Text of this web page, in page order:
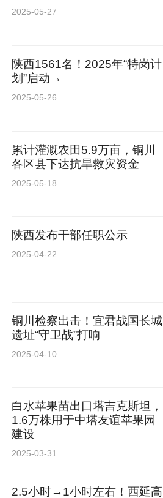
2025-05-27
陕西1561名！2025年“特岗计
划”启动→
2025-05-26
累计灌溉农田5.9万亩，铜川
各区县下达抗旱救灾资金
2025-05-18
陕西发布干部任职公示
2025-04-22
铜川检察出击！宜君战国长城
遗址“守卫战”打响
2025-04-10
白水苹果苗出口塔吉克斯坦，
1.6万株用于中塔友谊苹果园
建设
2025-03-31
2.5小时→1小时左右！西延高